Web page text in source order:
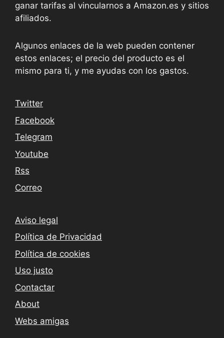
ganar tarifas al vincularnos a Amazon.es y sitios
afiliados.
Algunos enlaces de la web pueden contener
estos enlaces; el precio del producto es el
mismo para ti, y me ayudas con los gastos.
Twitter
Facebook
Telegram
Youtube
Rss
Correo
Aviso legal
Política de Privacidad
Política de cookies
Uso justo
Contactar
About
Webs amigas